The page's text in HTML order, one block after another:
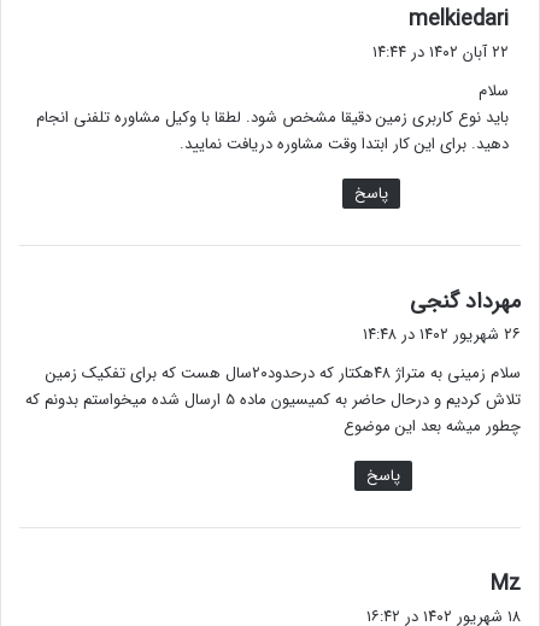
melkiedari
ف
۲۲ آبان ۱۴۰۲ در ۱۴:۴۴
سلام
باید نوع کاربری زمین دقیقا مشخص شود. لطقا با وکیل مشاوره تلفنی انجام
دهید. برای این کار ابتدا وقت مشاوره دریافت نمایید.
پاسخ
مهرداد گنجی
ت
:
۲۶ شهریور ۱۴۰۲ در ۱۴:۴۸
سلام زمینی به متراژ ۴۸هکتار که درحدود۲۰سال هست که برای تفکیک زمین
تلاش کردیم و درحال حاضر به کمیسیون ماده ۵ ارسال شده میخواستم بدونم که
چطور میشه بعد این موضوع
پاسخ
Mz
۱۸ شهریور ۱۴۰۲ در ۱۶:۴۲